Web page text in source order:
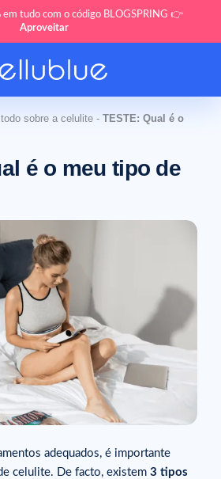
em tudo com o código BLOGSPRING 👉
Aproveitar
sobre a celulite - TESTE: Qual é o
é o meu tipo de
adequados, é importante
celulite. De facto, existem 3 tipos